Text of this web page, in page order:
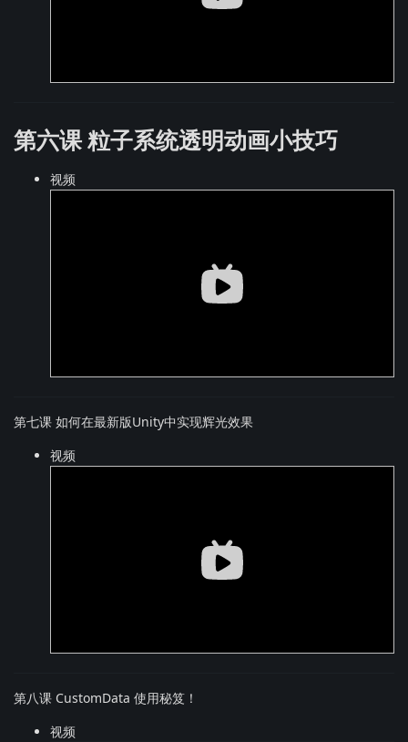
第六课 粒子系统透明动画小技巧
视频
第七课 如何在最新版Unity中实现辉光效果
视频
第八课 CustomData 使用秘笈！
视频